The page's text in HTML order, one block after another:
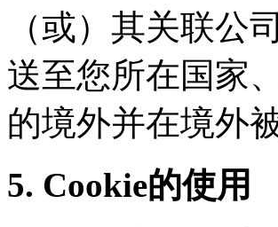
（或）其关联公
送至您所在国家
的境外并在境外
5. Cookie的使用